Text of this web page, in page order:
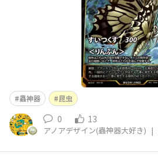
蟲神器 昆虫
0 13
アノアデザイン(蟲神器大好き) |